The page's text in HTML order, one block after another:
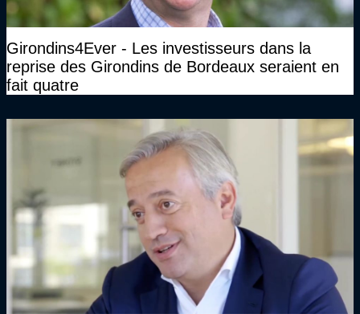
Girondins4Ever - Les investisseurs dans la
reprise des Girondins de Bordeaux seraient en
fait quatre